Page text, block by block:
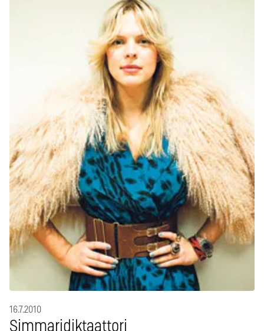
16.7.2010
Simmaridiktaattori